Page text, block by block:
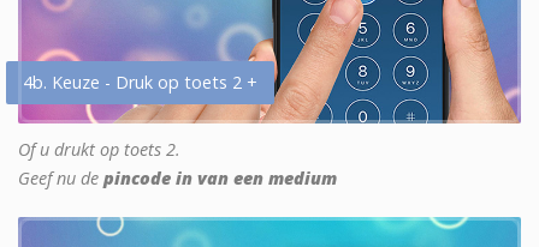
4b. Keuze - Druk op toets 2 +
Of u drukt op toets 2.
Geef nu de pincode in van een medium